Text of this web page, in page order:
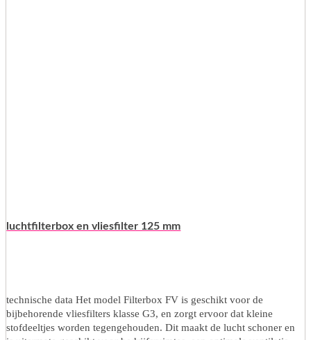
luchtfilterbox en vliesfilter 125 mm
technische data Het model Filterbox FV is geschikt voor de
bijbehorende vliesfilters klasse G3, en zorgt ervoor dat kleine
stofdeeltjes worden tegengehouden. Dit maakt de lucht schoner en